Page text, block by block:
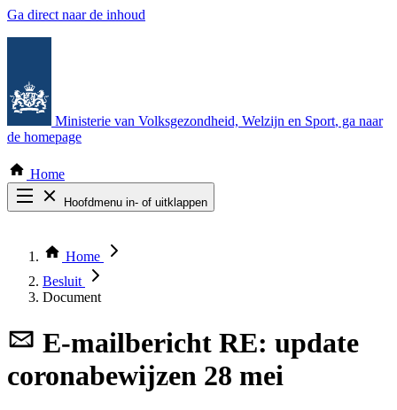
Ga direct naar de inhoud
Ministerie van Volksgezondheid, Welzijn en Sport, ga naar
de homepage
Home
Hoofdmenu in- of uitklappen
Thema COVID-19
Bekijk per bestuursorgaan
Home
Besluit
Document
E-mailbericht RE: update
coronabewijzen 28 mei